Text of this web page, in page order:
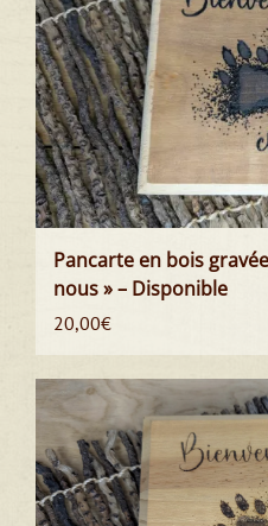
Pancarte en bois
nous » – Disponible
20,00€